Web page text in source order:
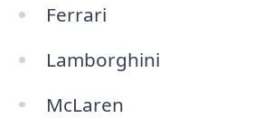
Ferrari
Lamborghini
McLaren